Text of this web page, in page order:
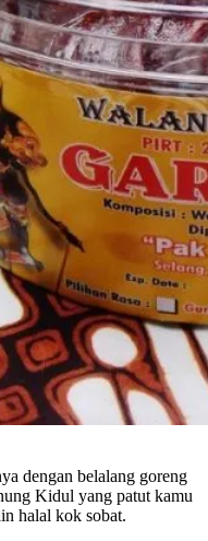
dengan belalang goreng
Kidul yang patut kamu
halal kok sobat.